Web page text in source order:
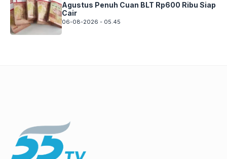
Agustus Penuh Cuan BLT Rp600 Ribu Siap
Cair
06-08-2026 - 05.45